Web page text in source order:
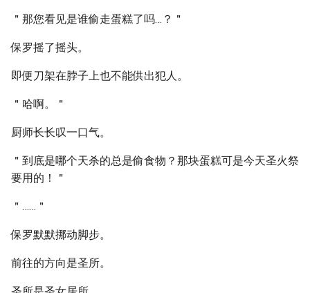
＂那您看见是谁偷走蛋糕了吗…？＂
保罗摇了摇头。
即便刀架在脖子上也不能供出犯人。
＂哈啊。＂
厨师长长叹一口气。
＂到底是哪个天杀的总是偷食物？那块蛋糕可是今天圣火祭
要用的！＂
＂……＂
保罗默默挪动脚步。
前往的方向是圣所。